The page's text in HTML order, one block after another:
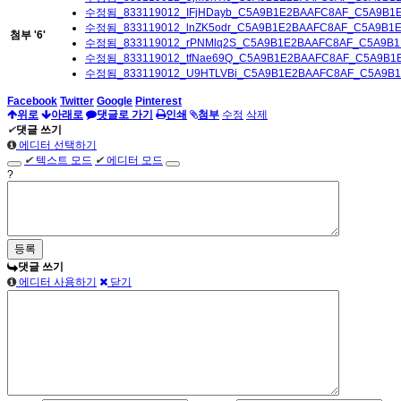
첨부 '6'
수정됨
수정됨
수정됨
수정됨
수정됨
Facebook Twitter Google Pinterest
위로
아래로 댓글로 가기 인쇄 첨부 수정 삭제
✔댓글 쓰기
에디터 선택하기
✔ 텍스트 모드 ✔에디터 모드
?
댓글 쓰기
에디터 사용하기
닫기